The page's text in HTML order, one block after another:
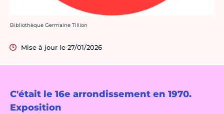
C'était le 16e arrondissement en 1970.
Exposition
Crédit photo :
Bibliothèque Germaine Tillion
Mise à jour le 27/01/2026